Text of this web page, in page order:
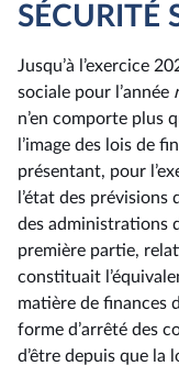
SÉCURITÉ
Jusqu’à l’exercice
sociale pour l’année
n’en comporte plus
l’image des lois de
présentant, pour
l’état des
des administrations
première partie,
constituait
matière de finances
forme d’arrêté des
d’être depuis que la